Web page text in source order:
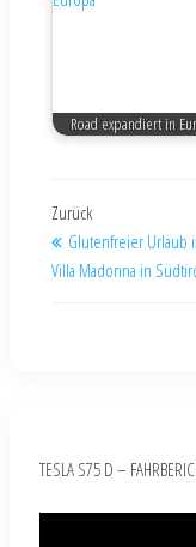
Road expandiert in
Zurück
Glutenfreier Urlaub
Villa Madonna in
TESLA S75 D –